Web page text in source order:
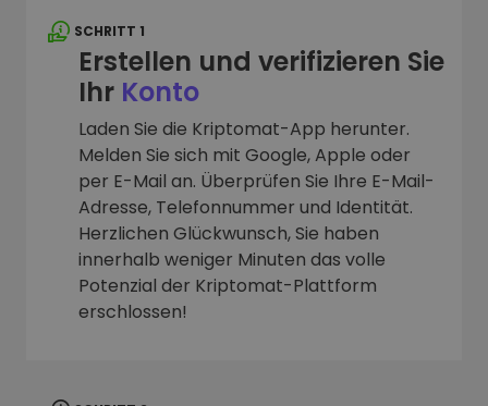
SCHRITT 1
Erstellen und verifizieren Sie
Ihr Konto
Laden Sie die Kriptomat-App herunter.
Melden Sie sich mit Google, Apple oder
per E-Mail an. Überprüfen Sie Ihre E-Mail-
Adresse, Telefonnummer und Identität.
Herzlichen Glückwunsch, Sie haben
innerhalb weniger Minuten das volle
Potenzial der Kriptomat-Plattform
erschlossen!